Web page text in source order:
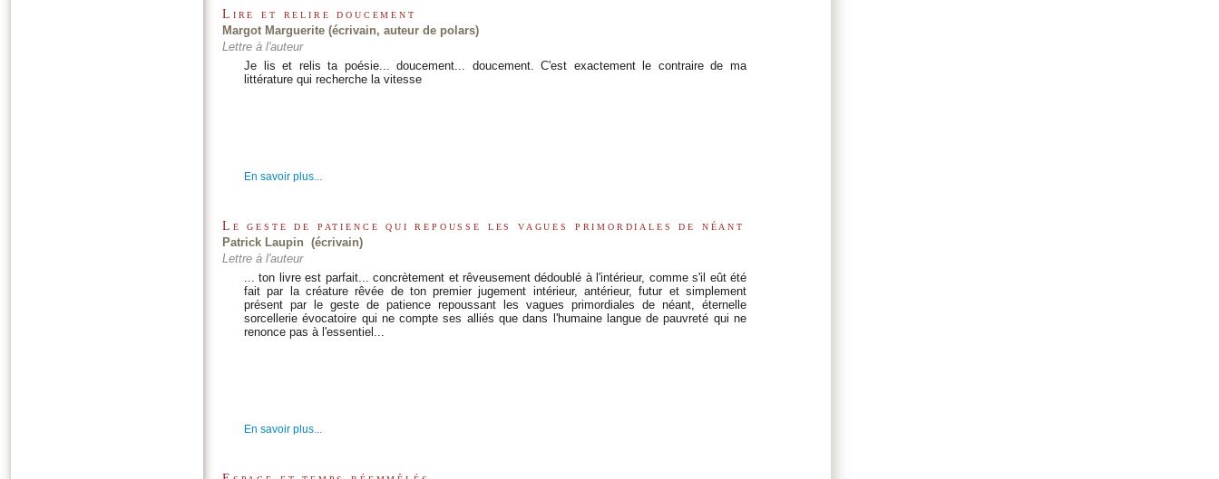
Lire et relire doucement
Margot Marguerite (écrivain, auteur de polars)
Lettre à l'auteur
Je lis et relis ta poésie... doucement... doucement. C'est exactement le contraire de ma
littérature qui recherche la vitesse
En savoir plus...
Le geste de patience qui repousse les vagues primordiales de néant
Patrick Laupin (écrivain)
Lettre à l'auteur
... ton livre est parfait... concrètement et rêveusement dédoublé à l'intérieur, comme s'il eût été
fait par la créature rêvée de ton premier jugement intérieur, antérieur, futur et simplement
présent par le geste de patience repoussant les vagues primordiales de néant, éternelle
sorcellerie évocatoire qui ne compte ses alliés que dans l'humaine langue de pauvreté qui ne
renonce pas à l'essentiel...
En savoir plus...